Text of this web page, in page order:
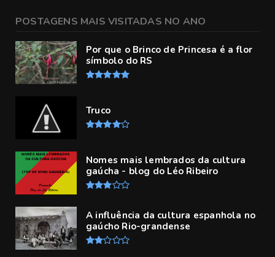
POSTAGENS MAIS VISITADAS NO ANO
Por que o Brinco de Princesa é a flor
símbolo do RS
Truco
Nomes mais lembrados da cultura
gaúcha - blog do Léo Ribeiro
A influência da cultura espanhola no
gaúcho Rio-grandense